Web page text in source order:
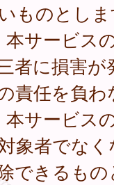
ものとしま
サービス
者に損害
責任を負
サービス
象者でな
できるもの